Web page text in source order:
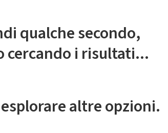
qualche secondo,
cercando i risultati...
altre opzioni.